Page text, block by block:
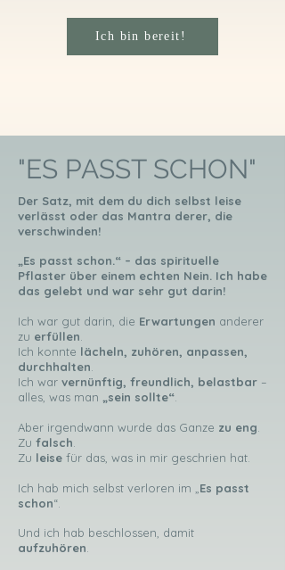
Ich bin bereit!
"ES PASST SCHON"
Der Satz, mit dem du dich selbst leise
verlässt oder das Mantra derer, die
verschwinden!
„Es passt schon.“ – das spirituelle
Pflaster über einem echten Nein. Ich habe
das gelebt und war sehr gut darin!
Ich war gut darin, die Erwartungen anderer
zu erfüllen
Ich konnte lächeln, zuhören, anpassen,
durchhalten
Ich war vernünftig, freundlich, belastbar –
alles, was man „sein sollte“
Aber irgendwann wurde das Ganze zu eng
Zu falsch
Zu leise für das, was in mir geschrien hat.
Ich hab mich selbst verloren im „ Es passt
schon“.
Und ich hab beschlossen, damit
aufzuhören